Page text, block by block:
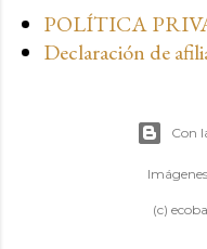
POLÍTICA
Declaración de
Con
(c)